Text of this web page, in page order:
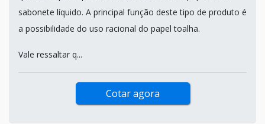
sabonete líquido. A principal função deste tipo de produto é
a possibilidade do uso racional do papel toalha.
Vale ressaltar q...
Cotar agora